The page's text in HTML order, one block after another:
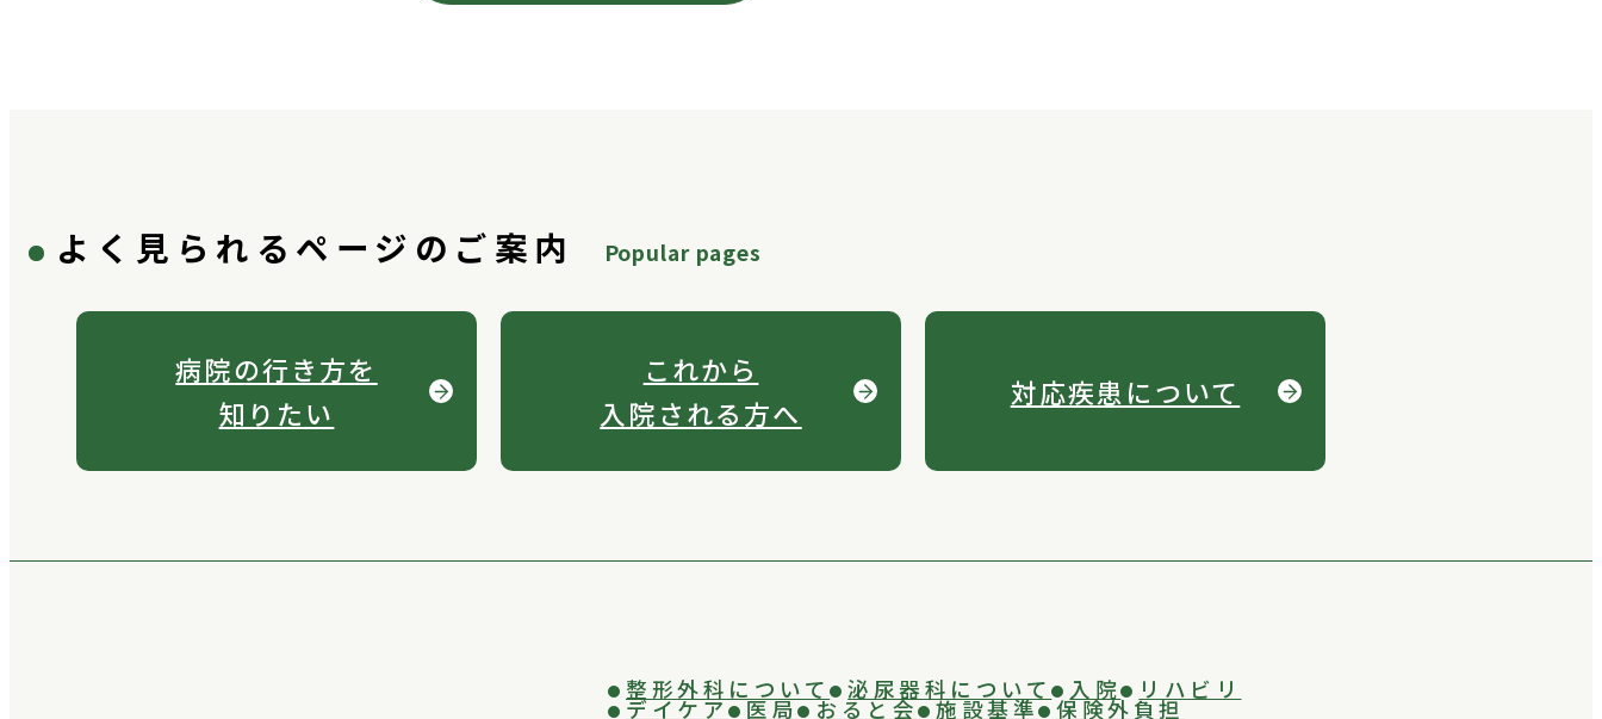
よく見られるページのご案内 Popular pages
病院の行き方を
知りたい
これから
入院される方へ
対応疾患について
整形外科について 泌尿器科について 入院 リハビリ
デイケア 医局 おると会 施設基準 保険外負担